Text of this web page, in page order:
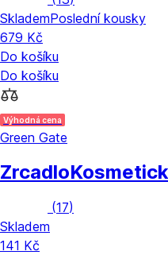
SklademPoslední kousky
679 Kč
Do košíku
Do košíku
Výhodná cena
Green Gate
Zrcadlo
(17)
Skladem
141 Kč